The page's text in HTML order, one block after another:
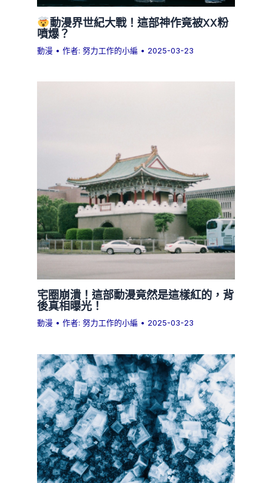
動漫界世紀大戰！這部神作竟被XX粉
噴爆？
動漫 • 作者:努力工作的小編 • 2025-03-23
宅圈崩潰！這部動漫竟然是這樣紅的，背
後真相曝光！
動漫 • 作者:努力工作的小編 • 2025-03-23